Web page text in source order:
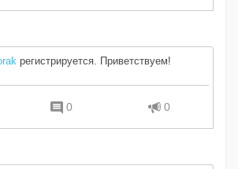
регистрируется. Приветствуем!
0 0